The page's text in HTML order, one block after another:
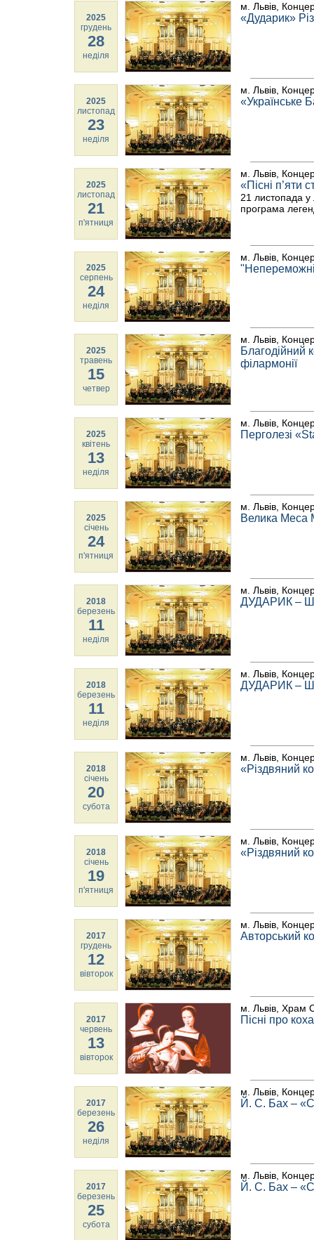
2025
грудень
28
неділя
м. Львів,
«Дударик»
2025
листопад
23
неділя
м. Львів,
«Українське
2025
листопад
21
п'ятниця
м. Львів,
«Пісні п’яти
21 листопада у
програма
2025
серпень
24
неділя
м. Львів,
2025
травень
15
четвер
м. Львів,
філармонії
2025
квітень
13
неділя
м. Львів,
Перголезі
2025
січень
24
п'ятниця
м. Львів,
Велика Меса
2018
березень
11
неділя
м. Львів,
ДУДАРИК –
2018
березень
11
неділя
м. Львів,
ДУДАРИК –
2018
січень
20
субота
м. Львів,
«Різдвяний
2018
січень
19
п'ятниця
м. Львів,
«Різдвяний
2017
грудень
12
вівторок
м. Львів,
Авторський
2017
червень
13
вівторок
м. Львів, Храм
Пісні про
2017
березень
26
неділя
м. Львів,
Й. С. Бах –
2017
березень
25
субота
м. Львів,
Й. С. Бах –